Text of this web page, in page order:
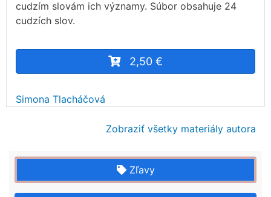
cudzím slovám ich významy. Súbor obsahuje 24
cudzích slov.
2,50 €
Simona Tlacháčová
Zobraziť všetky materiály autora
Zľavy